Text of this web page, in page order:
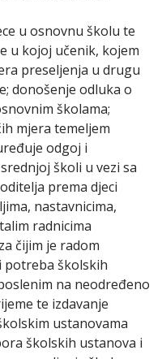
u osnovnu školu te
u kojoj učenik, kojem
preseljenja u drugu
donošenje odluka o
školama;
mjera temeljem
odgoj i
školi u vezi sa
prema djeci
nastavnicima,
radnicima
čijim je radom
potreba školskih
na neodređeno
te izdavanje
ustanovama
školskih ustanova i